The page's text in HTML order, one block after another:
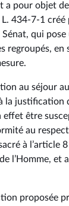
a pour objet
434-7-1 créé
qui
regroupés, en
au séjour
la justification
effet être
au
à l’article
l’Homme, et
proposée